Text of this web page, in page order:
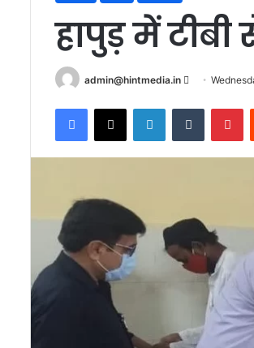
हापुड़ में टीबी
admin@hintmedia.in
Send
email
Facebook
X LinkedInTumblr